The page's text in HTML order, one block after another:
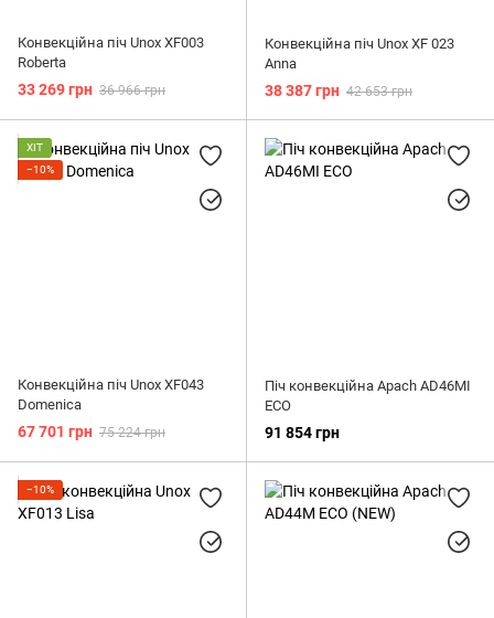
Конвекційна піч Unox XF003
Roberta
33 269 грн 36 966 грн
Конвекційна піч Unox XF 023
Anna
38 387 грн 42 653 грн
ХІТ
−10%
Конвекційна піч Unox XF043
Domenica
67 701 грн 75 224 грн
Піч конвекційна Apach AD46MI
ECO
91 854 грн
−10%